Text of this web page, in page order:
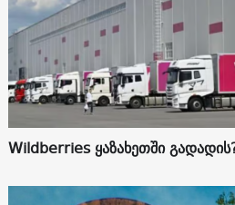
Wildberries ყაზახეთში